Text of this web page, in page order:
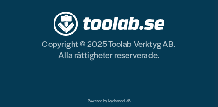
Copyright © 2025 Toolab Verktyg AB.
Alla rättigheter reserverade.
Powered by Nyehandel AB